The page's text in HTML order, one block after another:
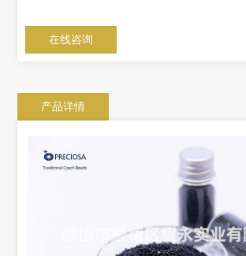
在线咨询
产品详情